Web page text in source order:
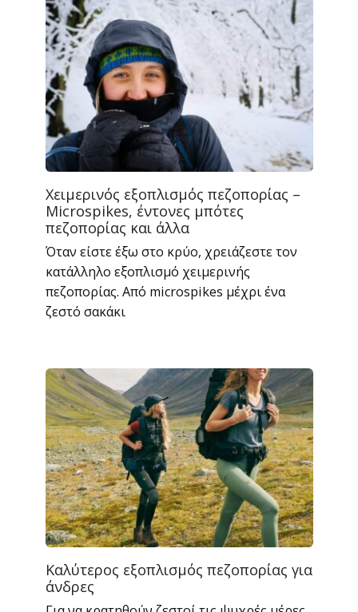
Χειμερινός εξοπλισμός πεζοπορίας –
Microspikes, έντονες μπότες
πεζοπορίας και άλλα
Όταν είστε έξω στο κρύο, χρειάζεστε τον
κατάλληλο εξοπλισμό χειμερινής
πεζοπορίας. Από microspikes μέχρι ένα
ζεστό σακάκι
Καλύτερος εξοπλισμός πεζοπορίας για
άνδρες